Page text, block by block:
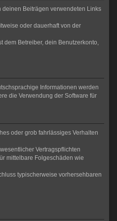
deinen Beiträgen verwendeten Links
oder dauerhaft von der
Betreiber, dein Benutzerkonto,
Informationen werden
die Verwendung der Software für
oder grob fahrlässiges Verhalten
Vertragspflichten
mittelbare Folgeschäden wie
typischerweise vorhersehbaren